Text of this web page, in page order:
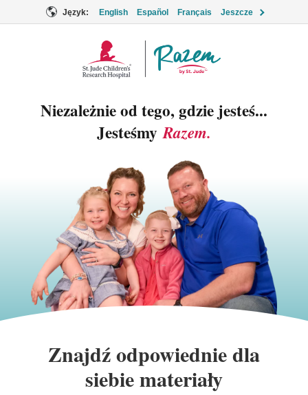
Język: English Español Français Jeszcze
Logo
Niezależnie od tego, gdzie jesteś...
JesteśmyRazem.
Znajdź odpowiednie dla
siebie materiały